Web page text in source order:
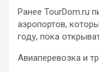
Ранее TourDom.ru
аэропортов,
году, пока
Авиаперевозка и